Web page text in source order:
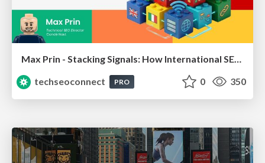
techseoconnect
PRO 0 350